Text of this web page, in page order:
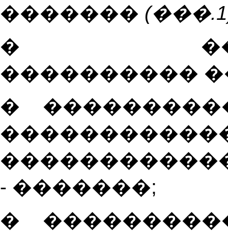
�������
�
����������
�
- �������;
�